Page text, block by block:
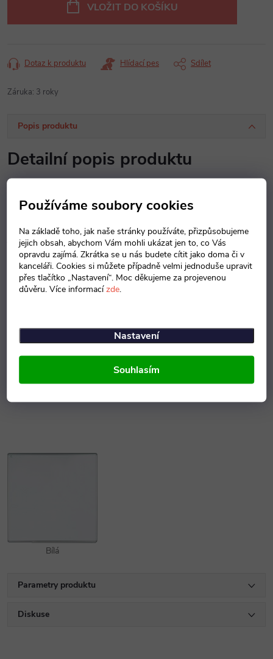
Používáme soubory cookies
Na základě toho, jak naše stránky používáte, přizpůsobujeme
jejich obsah, abychom Vám mohli ukázat jen to, co Vás
opravdu zajímá. Zkrátka se u nás budete cítit jako doma či v
kanceláři. Cookies si můžete případně velmi jednoduše upravit
přes tlačítko „Nastavení“. Moc děkujeme za projevenou
důvěru. Více informacízde.
Nastavení
Souhlasím
VLOŽIT DO KOŠÍKU
Dotaz k produktu Hlídací pes Sdílet
Záruka: 3 roky
Popis produktu
Detailní popis produktu
otevřeném bez dveří. Dveře mají kovové úchytky a lze je objednat
je 740 mm, hloubka skříní je 372 mm s výjimkou šatních, kde je
hloubka 580 mm. Skříně mají rektifikační nožičky k vyrovnání v
případě nerovné podlahy.
Bílá
Parametry produktu
Diskuse